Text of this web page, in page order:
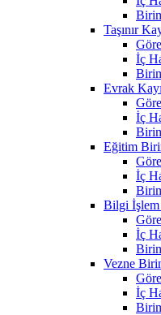
Taşınır
İç
Evrak
İç
Eğitim
İç
Bilgi
İç
Vezne
İç